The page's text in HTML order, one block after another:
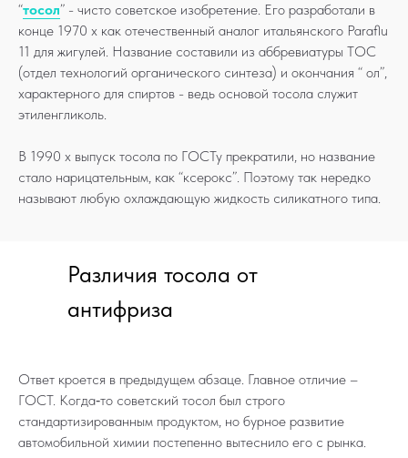
“тосол” - чисто советское изобретение. Его разработали в
конце 1970 х как отечественный аналог итальянского Paraflu
11 для жигулей. Название составили из аббревиатуры ТОС
(отдел технологий органического синтеза) и окончания “ ол”,
характерного для спиртов - ведь основой тосола служит
этиленгликоль.
В 1990 х выпуск тосола по ГОСТу прекратили, но название
стало нарицательным, как “ксерокс”. Поэтому так нередко
называют любую охлаждающую жидкость силикатного типа.
Различия тосола от
антифриза
Ответ кроется в предыдущем абзаце. Главное отличие –
ГОСТ. Когда‑то советский тосол был строго
стандартизированным продуктом, но бурное развитие
автомобильной химии постепенно вытеснило его с рынка.